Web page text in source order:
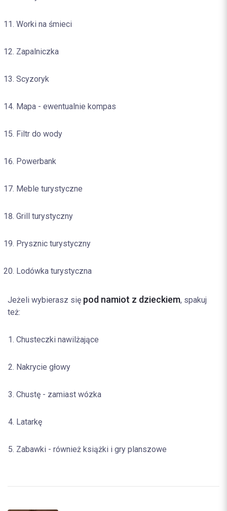
Worki na śmieci
Zapalniczka
Scyzoryk
Mapa - ewentualnie kompas
Filtr do wody
Powerbank
Meble turystyczne
Grill turystyczny
Prysznic turystyczny
Lodówka turystyczna
Jeżeli wybierasz się pod namiot z dzieckiem, spakuj
też:
Chusteczki nawilżające
Nakrycie głowy
Chustę - zamiast wózka
Latarkę
Zabawki - również książki i gry planszowe